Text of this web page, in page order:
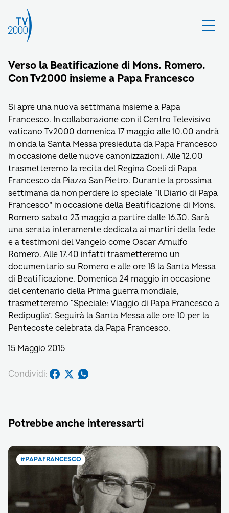
Verso la Beatificazione di Mons. Romero.
Con Tv2000 insieme a Papa Francesco
Si apre una nuova settimana insieme a Papa
Francesco. In collaborazione con il Centro Televisivo
vaticano Tv2000 domenica 17 maggio alle 10.00 andrà
in onda la Santa Messa presieduta da Papa Francesco
in occasione delle nuove canonizzazioni. Alle 12.00
trasmetteremo la recita del Regina Coeli di Papa
Francesco da Piazza San Pietro. Durante la prossima
settimana da non perdere lo speciale “Il Diario di Papa
Francesco” in occasione della Beatificazione di Mons.
Romero sabato 23 maggio a partire dalle 16.30. Sarà
una serata interamente dedicata ai martiri della fede
e a testimoni del Vangelo come Oscar Arnulfo
Romero. Alle 17.40 infatti trasmetteremo un
documentario su Romero e alle ore 18 la Santa Messa
di Beatificazione. Domenica 24 maggio in occasione
del centenario della Prima guerra mondiale,
trasmetteremo “Speciale: Viaggio di Papa Francesco a
Redipuglia”. Seguirà la Santa Messa alle ore 10 per la
Pentecoste celebrata da Papa Francesco.
15 Maggio 2015
Condividi:
Potrebbe anche interessarti
#PAPAFRANCESCO